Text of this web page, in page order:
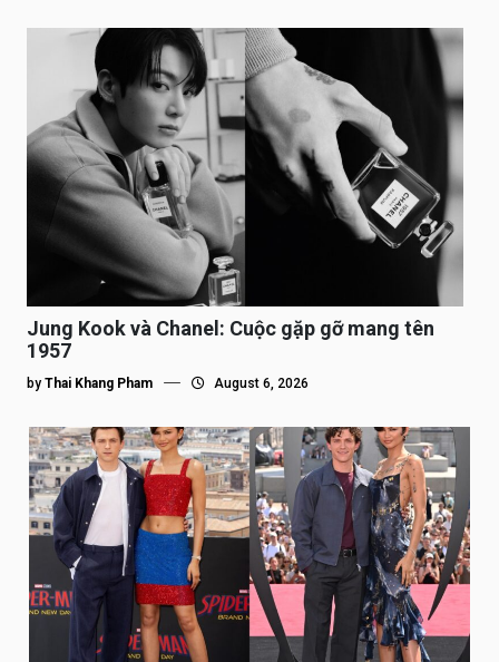
Jung Kook và Chanel: Cuộc gặp gỡ mang tên
1957
by Thai Khang Pham August 6, 2026